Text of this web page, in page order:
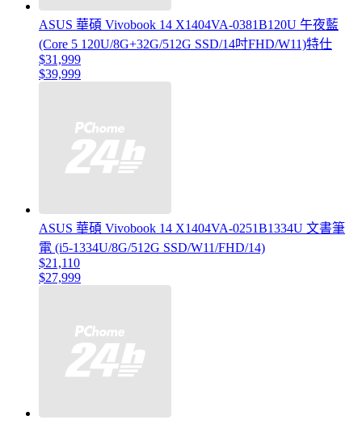
ASUS 華碩 Vivobook 14 X1404VA-0381B120U 午夜藍
(Core 5 120U/8G+32G/512G SSD/14吋FHD/W11)特仕
$31,999
$39,999
ASUS 華碩 Vivobook 14 X1404VA-0251B1334U 文書筆
電 (i5-1334U/8G/512G SSD/W11/FHD/14)
$21,110
$27,999